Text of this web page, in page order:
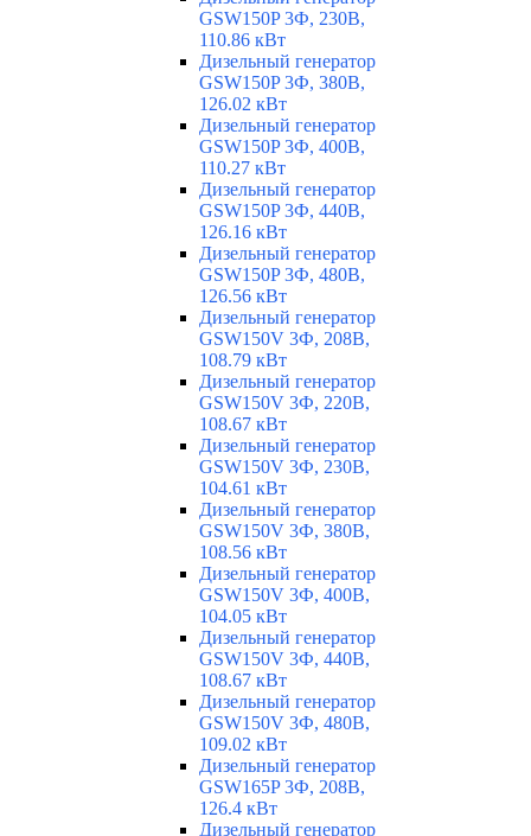
GSW150P 3Ф, 230В,
110.86 кВт
Дизельный генератор
GSW150P 3Ф, 380В,
126.02 кВт
Дизельный генератор
GSW150P 3Ф, 400В,
110.27 кВт
Дизельный генератор
GSW150P 3Ф, 440В,
126.16 кВт
Дизельный генератор
GSW150P 3Ф, 480В,
126.56 кВт
Дизельный генератор
GSW150V 3Ф, 208В,
108.79 кВт
Дизельный генератор
GSW150V 3Ф, 220В,
108.67 кВт
Дизельный генератор
GSW150V 3Ф, 230В,
104.61 кВт
Дизельный генератор
GSW150V 3Ф, 380В,
108.56 кВт
Дизельный генератор
GSW150V 3Ф, 400В,
104.05 кВт
Дизельный генератор
GSW150V 3Ф, 440В,
108.67 кВт
Дизельный генератор
GSW150V 3Ф, 480В,
109.02 кВт
Дизельный генератор
GSW165P 3Ф, 208В,
126.4 кВт
Дизельный генератор